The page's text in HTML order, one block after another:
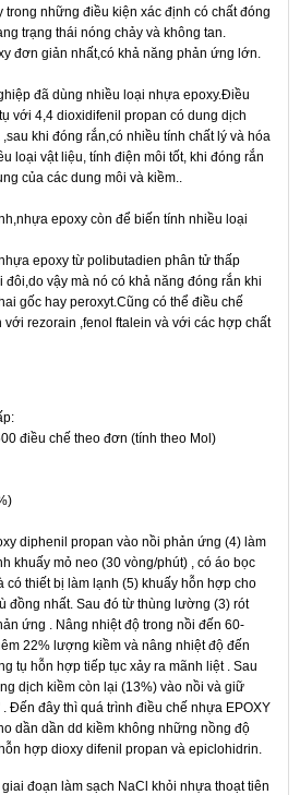
trong những điều kiện xác định có chất đóng
trạng thái nóng chảy và không tan.
đơn giản nhất,có khả năng phản ứng lớn.
đã dùng nhiều loại nhựa epoxy.Điều
với 4,4 dioxidifenil propan có dung dịch
khi đóng rắn,có nhiều tính chất lý và hóa
loại vật liệu, tính điện môi tốt, khi đóng rắn
của các dung môi và kiềm..
epoxy còn để biến tính nhiều loại
epoxy từ polibutadien phân tử thấp
vậy mà nó có khả năng đóng rắn khi
gốc hay peroxyt.Cũng có thể điều chế
rezorain ,fenol ftalein và với các hợp chất
điều chế theo đơn (tính theo Mol)
diphenil propan vào nồi phản ứng (4) làm
khuấy mỏ neo (30 vòng/phút) , có áo bọc
có thiết bị làm lạnh (5) khuấy hỗn hợp cho
đồng nhất. Sau đó từ thùng lường (3) rót
ứng . Nâng nhiệt độ trong nồi đến 60-
22% lượng kiềm và nâng nhiệt độ đến
tụ hỗn hợp tiếp tục xảy ra mãnh liệt . Sau
dịch kiềm còn lại (13%) vào nồi và giữ
Đến đây thì quá trình điều chế nhựa EPOXY
dần dần dd kiềm không những nồng độ
hợp dioxy difenil propan và epiclohidrin.
đoạn làm sạch NaCl khỏi nhựa thoạt tiên